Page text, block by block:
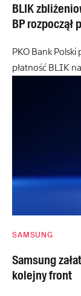
BLIK
BP rozpoczął
PKO Bank
płatność BLIK
SAMSUNG
Samsung
kolejny front